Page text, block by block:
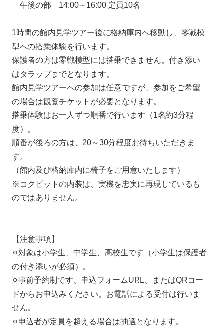
午後の部 14:00～16:00 定員10名
1時間の館内見学ツアー後に格納庫内へ移動し、零戦模
型への搭乗体験を行います。
保護者の方は零戦模型には搭乗できません。付き添い
はタラップまでとなります。
館内見学ツアーへの参加は任意ですが、参加をご希望
の場合は観覧チケットが必要となります。
搭乗体験はお一人ずつ順番で行います（1名約3分程
度）。
順番が後ろの方は、20～30分程度お待ちいただきま
す。
（館内及び格納庫内に椅子をご用意いたします）
※コクピットの内装は、実機を忠実に再現しているも
のではありません。
【注意事項】
⚪︎対象は小学生、中学生、高校生です（小学生は保護者
の付き添いが必須）。
⚪︎事前予約制です、申込フォームURL、またはQRコー
ドからお申込みください。お電話による受付は行いま
せん。
⚪︎申込者が定員を超える場合は抽選となります。